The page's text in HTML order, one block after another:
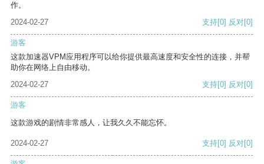
作。
2024-02-27
支持[0] 反对[0]
游客
这款加速器VPM应用程序可以给你提供最高速度和安全性的连接，并帮
助你在网络上自由移动。
2024-02-27
支持[0] 反对[0]
游客
这款游戏的剧情非常感人，让我久久不能忘怀。
2024-02-27 支持[0] 反对[0]